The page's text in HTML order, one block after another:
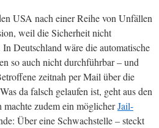
USA nach einer Reihe von Unfällen
weil die Sicherheit nicht
Deutschland wäre die automatische
so auch nicht durchführbar – und
zeitnah per Mail über die
da falsch gelaufen ist, geht aus den
zudem ein möglicherJail-
Über eine Schwachstelle – steckt